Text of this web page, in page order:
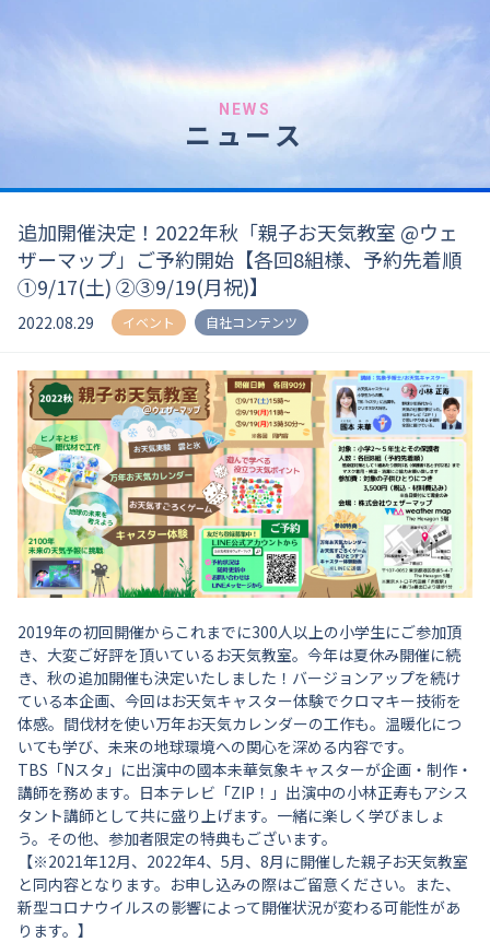
NEWS
ニュース
追加開催決定！2022年秋「親子お天気教室 @ウェ
ザーマップ」ご予約開始【各回8組様、予約先着順
①9/17(土) ②③9/19(月祝)】
2022.08.29 イベント 自社コンテンツ
2019年の初回開催からこれまでに300人以上の小学生にご参加頂
き、大変ご好評を頂いているお天気教室。今年は夏休み開催に続
き、秋の追加開催も決定いたしました！バージョンアップを続け
ている本企画、今回はお天気キャスター体験でクロマキー技術を
体感。間伐材を使い万年お天気カレンダーの工作も。温暖化につ
いても学び、未来の地球環境への関心を深める内容です。
TBS「Nスタ」に出演中の國本未華気象キャスターが企画・制作・
講師を務めます。日本テレビ「ZIP！」出演中の小林正寿もアシス
タント講師として共に盛り上げます。一緒に楽しく学びましょ
う。その他、参加者限定の特典もございます。
【※2021年12月、2022年4、5月、8月に開催した親子お天気教室
と同内容となります。お申し込みの際はご留意ください。また、
新型コロナウイルスの影響によって開催状況が変わる可能性があ
ります。】